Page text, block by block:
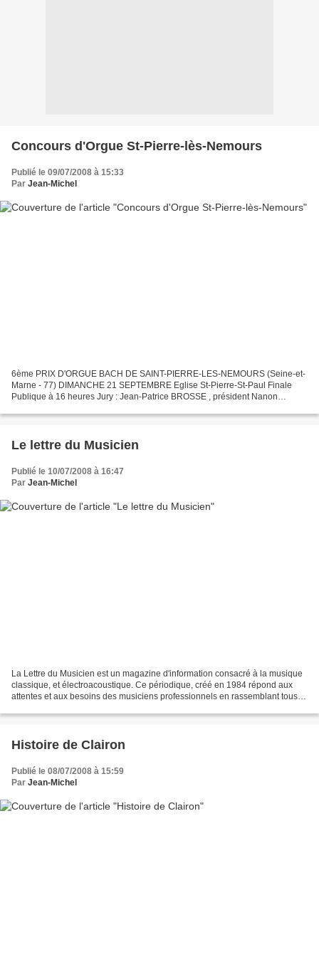
Concours d'Orgue St-Pierre-lès-Nemours
Publié le 09/07/2008 à 15:33
Par Jean-Michel
6ème PRIX D'ORGUE BACH DE SAINT-PIERRE-LES-NEMOURS (Seine-et-
Marne - 77) DIMANCHE 21 SEPTEMBRE Eglise St-Pierre-St-Paul Finale
Publique à 16 heures Jury : Jean-Patrice BROSSE , président Nanon
Le lettre du Musicien
Publié le 10/07/2008 à 16:47
Par Jean-Michel
La Lettre du Musicien est un magazine d'information consacré à la musique
classique, et électroacoustique. Ce périodique, créé en 1984 répond aux
attentes et aux besoins des musiciens professionnels en rassemblant tous
Histoire de Clairon
Publié le 08/07/2008 à 15:59
Par Jean-Michel